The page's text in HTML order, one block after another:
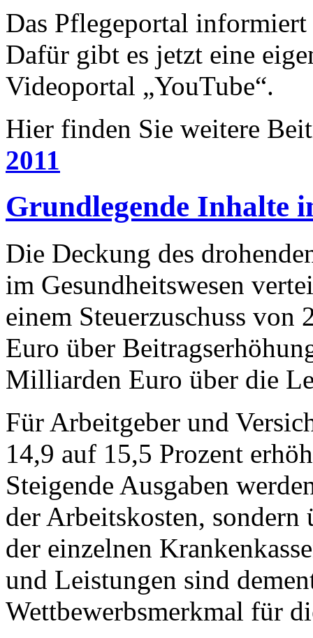
Das Pflegeportal
Dafür gibt es jetzt eine
Videoportal „YouTube“.
Hier finden Sie weitere
2011
Grundlegende Inhalte
Die Deckung des
im Gesundheitswesen
einem Steuerzuschuss
Euro über
Milliarden Euro über die
Für Arbeitgeber und
14,9 auf 15,5 Prozent
Steigende Ausgaben
der Arbeitskosten,
der einzelnen
und Leistungen sind
Wettbewerbsmerkmal für